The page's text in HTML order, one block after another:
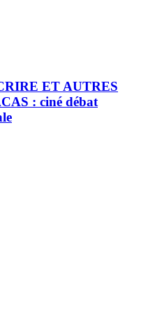
ET AUTRES
: ciné débat